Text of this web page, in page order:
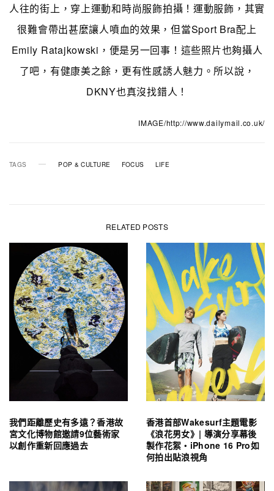
人往的街上，穿上運動和時尚服飾拍攝！運動服飾，其實
很難會帶出甚麼讓人噴血的效果，但當Sport Bra配上
Emily Ratajkowski，便是另一回事！這些照片也夠攝人
了吧，有健康美之餘，更有性感誘人魅力。所以說，
DKNY也真沒找錯人！
IMAGE/http://www.dailymail.co.uk/
TAGS POP & CULTURE FOCUS LIFE
RELATED POSTS
我們距離歷史有多遠？香港故
宮文化博物館邀請9位藝術家
以創作重新回應過去
香港首部Wakesurf主題電影
《浪花男女》| 導演分享幕後
製作花絮・iPhone 16 Pro如
何拍出貼浪視角